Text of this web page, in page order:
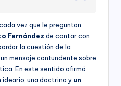
vez que le preguntan
Fernández de contar con
la cuestión de la
mensaje contundente sobre
En este sentido afirmó
ideario, una doctrina y un